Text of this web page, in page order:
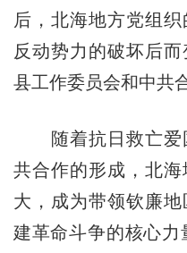
后，北海地方党组
反动势力的破坏后
县工作委员会和中共
随着抗日救亡爱
共合作的形成，北
大，成为带领钦廉
建革命斗争的核心